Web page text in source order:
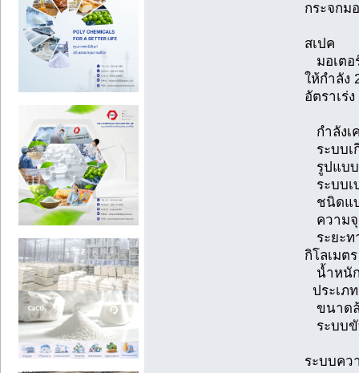
กระจกม
สเปค
มอเต
ให้กำลัง
อัตราเร่
กำลังเ
ระบ
รูปแบบ
ระบ
ชนิด
ความ
ระยะ
กิโลเมต
น้ำห
ประเ
ขนาด
ระบบ
ระบบคว